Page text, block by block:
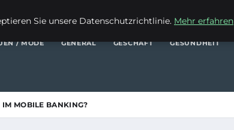
/ MODE GENERAL GESCHÄFT GESUNDHEIT
MOBILE BANKING?
Sie unsere Datenschutzrichtlinie. Mehr erfahren